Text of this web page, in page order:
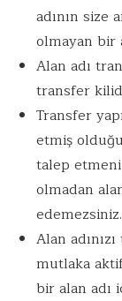
adının size
olmayan bir
Alan adı
transfer
Transfer
etmiş
talep
olmadan
edemezsiniz.
Alan
mutlaka
bir alan adı